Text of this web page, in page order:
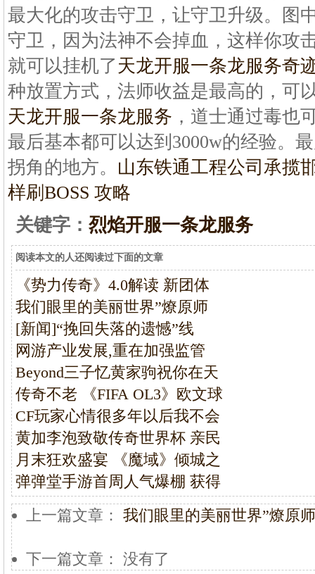
最大化的攻击守卫，让守卫升级。图
守卫，因为法神不会掉血，这样你攻
就可以挂机了 天龙开服一条龙服务奇
种放置方式，法师收益是最高的，可
天龙开服一条龙服务 ，道士通过毒也
最后基本都可以达到3000w的经验。
拐角的地方。 山东铁通工程公司承揽
样刷BOSS 攻略
关键字： 烈焰开服一条龙服务
阅读本文的人还阅读过下面的文章
《势力传奇》4.0解读 新团体
我们眼里的美丽世界”燎原师
[新闻]“挽回失落的遗憾”线
网游产业发展,重在加强监管
Beyond三子忆黄家驹祝你在天
传奇不老 《FIFA OL3》欧文球
CF玩家心情很多年以后我不会
黄加李泡致敬传奇世界杯 亲民
月末狂欢盛宴 《魔域》倾城之
弹弹堂手游首周人气爆棚 获得
上一篇文章： 我们眼里的美丽世界”燎原
下一篇文章： 没有了